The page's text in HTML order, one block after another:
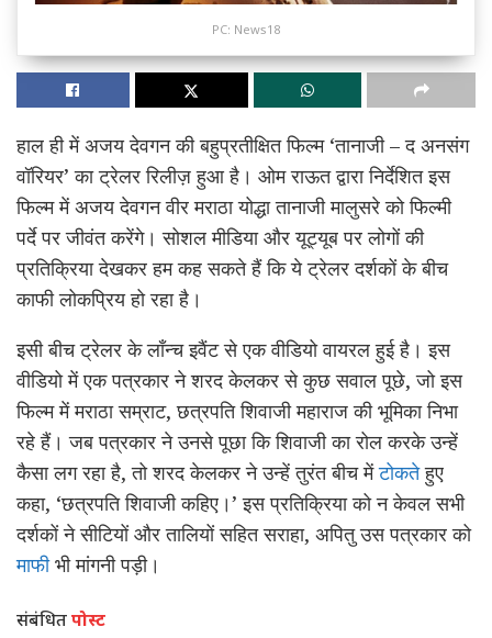
PC: News18
हाल ही में अजय देवगन की बहुप्रतीक्षित फिल्म ‘तानाजी – द अनसंग
वॉरियर’ का ट्रेलर रिलीज़ हुआ है। ओम राऊत द्वारा निर्देशित इस
फिल्म में अजय देवगन वीर मराठा योद्धा तानाजी मालुसरे को फिल्मी
पर्दे पर जीवंत करेंगे। सोशल मीडिया और यूट्यूब पर लोगों की
प्रतिक्रिया देखकर हम कह सकते हैं कि ये ट्रेलर दर्शकों के बीच
काफी लोकप्रिय हो रहा है।
इसी बीच ट्रेलर के लॉंन्च इवैंट से एक वीडियो वायरल हुई है। इस
वीडियो में एक पत्रकार ने शरद केलकर से कुछ सवाल पूछे, जो इस
फिल्म में मराठा सम्राट, छत्रपति शिवाजी महाराज की भूमिका निभा
रहे हैं। जब पत्रकार ने उनसे पूछा कि शिवाजी का रोल करके उन्हें
कैसा लग रहा है, तो शरद केलकर ने उन्हें तुरंत बीच मेंटोकतेहुए
कहा, ‘छत्रपति शिवाजी कहिए।’ इस प्रतिक्रिया को न केवल सभी
दर्शकों ने सीटियों और तालियों सहित सराहा, अपितु उस पत्रकार को
माफीभी मांगनी पड़ी।
संबंधितपोस्ट